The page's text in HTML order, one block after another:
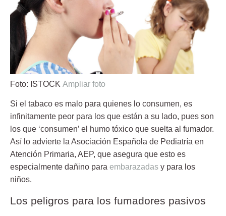
Foto: ISTOCK Ampliar foto
Si el tabaco es malo para quienes lo consumen, es
infinitamente peor para los que están a su lado, pues son
los que ‘consumen’ el humo tóxico que suelta al fumador.
Así lo advierte la Asociación Española de Pediatría en
Atención Primaria, AEP, que asegura que esto es
especialmente dañino para embarazadas y para los
niños.
Los peligros para los fumadores pasivos